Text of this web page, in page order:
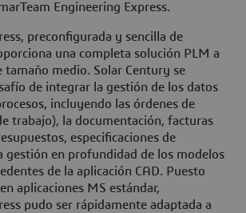
Engineering Express.
preconfigurada y sencilla de
una completa solución PLM a
tamaño medio. Solar Century se
de integrar la gestión de los datos
incluyendo las órdenes de
trabajo), la documentación, facturas
especificaciones de
gestión en profundidad de los modelos
de la aplicación CAD. Puesto
aplicaciones MS estándar,
pudo ser rápidamente adaptada a